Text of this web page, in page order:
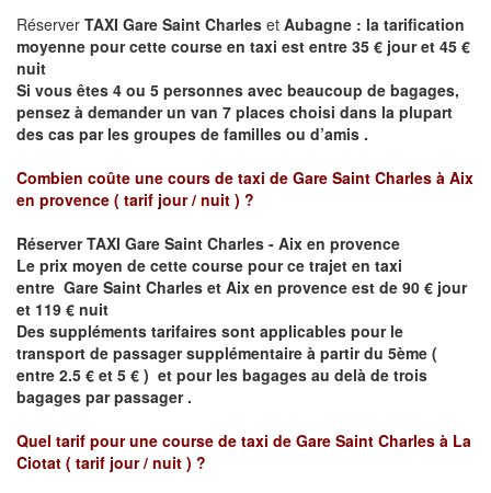
Réserver TAXI Gare Saint Charles et Aubagne : la tarification
moyenne pour cette course en taxi est entre 35 € jour et 45 €
nuit
Si vous êtes 4 ou 5 personnes avec beaucoup de bagages,
pensez à demander un van 7 places choisi dans la plupart
des cas par les groupes de familles ou d’amis .
Combien coûte une cours de taxi de Gare Saint Charles à Aix
en provence ( tarif jour / nuit ) ?
RéserverTAXI Gare Saint Charles - Aix en provence
Le prix moyen de cette course pour ce trajet en taxi
entre Gare Saint Charles et Aix en provence est de 90 € jour
et 119 € nuit
Des suppléments tarifaires sont applicables pour le
transport de passager supplémentaire à partir du 5ème (
entre 2.5 € et 5 € ) et pour les bagages au delà de trois
bagages par passager .
Quel tarif pour une course de taxi de Gare Saint Charles à La
Ciotat ( tarif jour / nuit ) ?